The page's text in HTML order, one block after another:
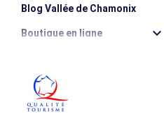
Blog Vallée de Chamonix
Boutique en ligne
Les incontournables
Photothèque